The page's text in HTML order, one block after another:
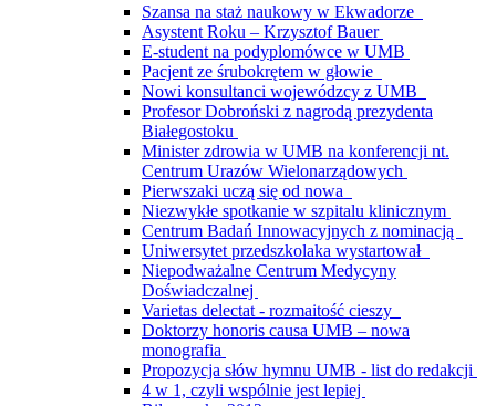
Szansa na staż naukowy w Ekwadorze
Asystent Roku – Krzysztof Bauer
E-student na podyplomówce w UMB
Pacjent ze śrubokrętem w głowie
Nowi konsultanci wojewódzcy z UMB
Profesor Dobroński z nagrodą prezydenta
Białegostoku
Minister zdrowia w UMB na konferencji nt.
Centrum Urazów Wielonarządowych
Pierwszaki uczą się od nowa
Niezwykłe spotkanie w szpitalu klinicznym
Centrum Badań Innowacyjnych z nominacją
Uniwersytet przedszkolaka wystartował
Niepodważalne Centrum Medycyny
Doświadczalnej
Varietas delectat - rozmaitość cieszy
Doktorzy honoris causa UMB – nowa
monografia
Propozycja słów hymnu UMB - list do redakcji
4 w 1, czyli wspólnie jest lepiej